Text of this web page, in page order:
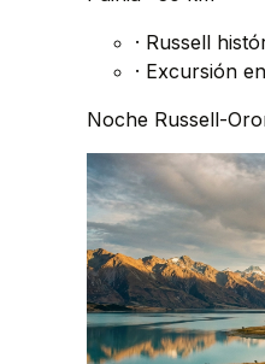
· Russell
· Excursión
Noche Russell-